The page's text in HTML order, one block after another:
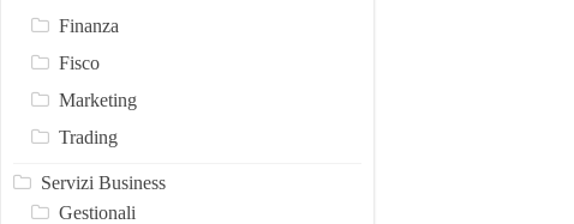
Finanza
Fisco
Marketing
Trading
Servizi Business
Gestionali